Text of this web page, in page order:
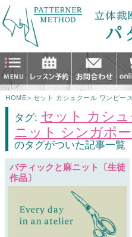
HOME ＞ セット カシュクール ワンピー
タグ: セット カシ
ニット シンガポ
のタグがついた記事一覧
バティックと麻ニット〔生徒
作品〕